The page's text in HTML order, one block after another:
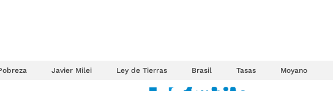
Javier Milei Ley de Tierras Brasil Tasas Moyano